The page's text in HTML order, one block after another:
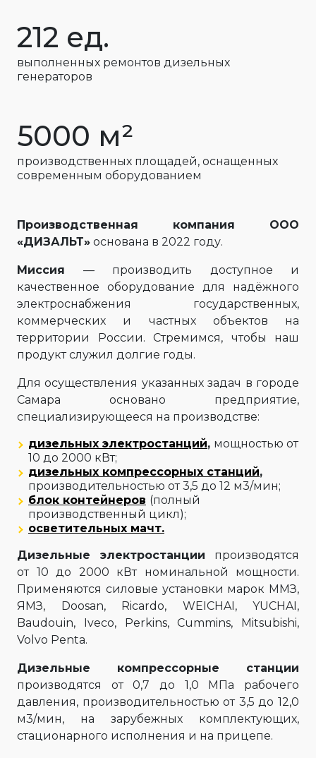
212 ед.
выполненных ремонтов дизельных
генераторов
5000 м²
производственных площадей, оснащенных
современным оборудованием
Производственная компания ООО
«ДИЗАЛЬТ» основана в 2022 году.
Миссия — производить доступное и
качественное оборудование для надёжного
электроснабжения государственных,
коммерческих и частных объектов на
территории России. Стремимся, чтобы наш
продукт служил долгие годы.
Для осуществления указанных задач в городе
Самара основано предприятие,
специализирующееся на производстве:
дизельных электростанций, мощностью от
10 до 2000 кВт;
дизельных компрессорных станций,
производительностью от 3,5 до 12 м3/мин;
блок контейнеров (полный
производственный цикл);
осветительных мачт.
Дизельные электростанции производятся
от 10 до 2000 кВт номинальной мощности.
Применяются силовые установки марок ММЗ,
ЯМЗ, Doosan, Ricardo, WEICHAI, YUCHAI,
Baudouin, Iveco, Perkins, Cummins, Mitsubishi,
Volvo Penta.
Дизельные компрессорные станции
производятся от 0,7 до 1,0 МПа рабочего
давления, производительностью от 3,5 до 12,0
м3/мин, на зарубежных комплектующих,
стационарного исполнения и на прицепе.